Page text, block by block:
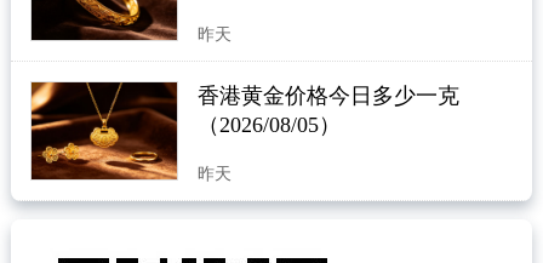
昨天
香港黄金价格今日多少一克
（2026/08/05）
昨天